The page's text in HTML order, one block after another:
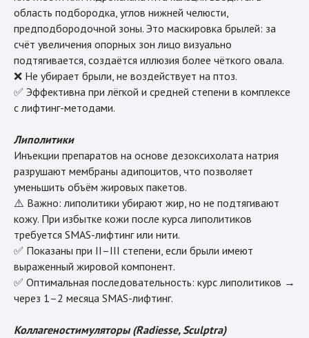
область подбородка, углов нижней челюсти,
предподбородочной зоны. Это маскировка брылей: за
счёт увеличения опорных зон лицо визуально
подтягивается, создаётся иллюзия более чёткого овала.
❌ Не убирает брыли, не воздействует на птоз.
✅ Эффективна при лёгкой и средней степени в комплексе
с лифтинг-методами.
Липолитики
Инъекции препаратов на основе дезоксихолата натрия
разрушают мембраны адипоцитов, что позволяет
уменьшить объём жировых пакетов.
⚠️ Важно: липолитики убирают жир, но не подтягивают
кожу. При избытке кожи после курса липолитиков
требуется SMAS-лифтинг или нити.
✅ Показаны при II–III степени, если брыли имеют
выраженный жировой компонент.
✅ Оптимальная последовательность: курс липолитиков →
через 1–2 месяца SMAS-лифтинг.
Коллагеностимуляторы (Radiesse, Sculptra)